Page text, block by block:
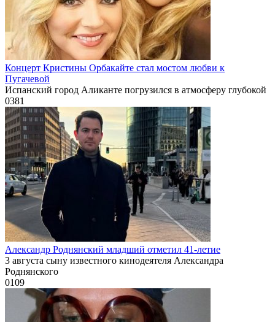
Концерт Кристины Орбакайте стал мостом любви к
Пугачевой
Испанский город Аликанте погрузился в атмосферу глубокой
0381
Александр Роднянский младший отметил 41-летие
3 августа сыну известного кинодеятеля Александра
Роднянского
0109